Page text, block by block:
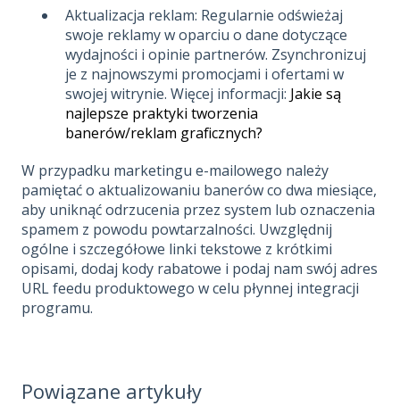
Aktualizacja reklam: Regularnie odświeżaj
swoje reklamy w oparciu o dane dotyczące
wydajności i opinie partnerów. Zsynchronizuj
je z najnowszymi promocjami i ofertami w
swojej witrynie. Więcej informacji: Jakie są
najlepsze praktyki tworzenia
banerów/reklam graficznych?
W przypadku marketingu e-mailowego należy
pamiętać o aktualizowaniu banerów co dwa miesiące,
aby uniknąć odrzucenia przez system lub oznaczenia
spamem z powodu powtarzalności. Uwzględnij
ogólne i szczegółowe linki tekstowe z krótkimi
opisami, dodaj kody rabatowe i podaj nam swój adres
URL feedu produktowego w celu płynnej integracji
programu.
Powiązane artykuły